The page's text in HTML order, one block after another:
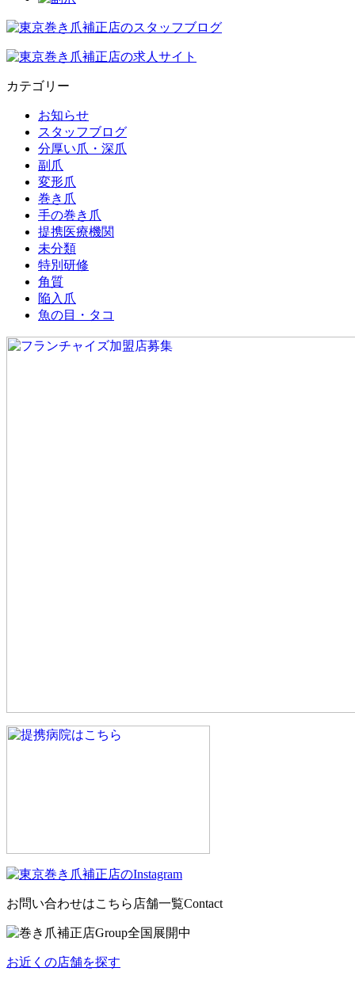
カテゴリー
お知らせ
スタッフブログ
分厚い爪・深爪
副爪
変形爪
巻き爪
手の巻き爪
提携医療機関
未分類
特別研修
角質
陥入爪
魚の目・タコ
お問い合わせはこちら 店舗一覧Contact
お近くの店舗を探す